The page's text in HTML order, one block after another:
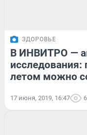
ЗДОРОВЬЕ
В ИНВИТРО —
исследования:
летом можно
17 июня, 2019, 16:47